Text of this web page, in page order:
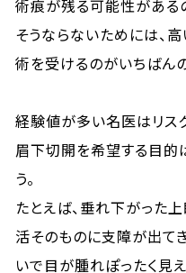
術痕が残る可能性がある
そうならないためには、
術を受けるのがいちばんの
経験値が多い名医はリス
眉下切開を希望する目的
う。
たとえば、垂れ下がった
活そのものに支障が出て
いで目が腫れぽったく見